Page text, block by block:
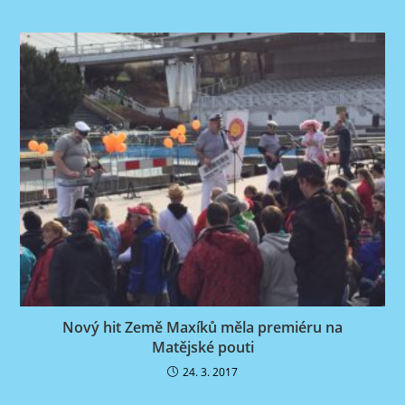
Nový hit Země Maxíků měla premiéru na
Matějské pouti
24. 3. 2017